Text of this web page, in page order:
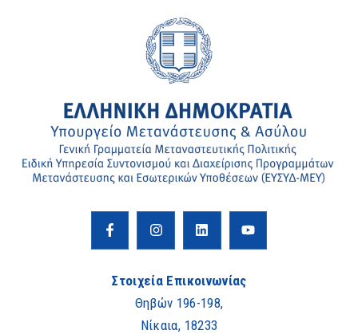
Στοιχεία Επικοινωνίας
Θηβών 196-198,
Νίκαια, 18233